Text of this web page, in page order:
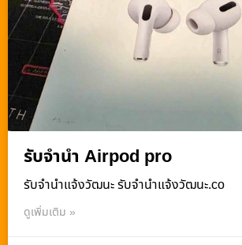
รับจำนำ Airpod pro
รับจํานําแจ้งวัฒนะ รับจํานําแจ้งวัฒนะ.co
ดูเพิ่มเติม »